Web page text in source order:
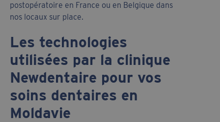
postopératoire en France ou en Belgique dans
nos locaux sur place.
Les technologies
utilisées par la clinique
Newdentaire pour vos
soins dentaires en
Moldavie